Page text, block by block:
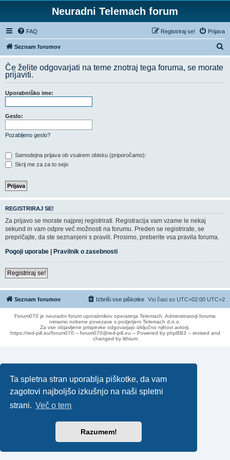
Ta spletna stran uporablja piškotke, da vam
zagotovi najboljšo izkušnjo na naši spletni
strani. Več o tem
Razumem!
Neuradni Telemach forum
FAQ Prijava
Registriraj se!
Seznam forumov
s
a
Če želite odgovarjati na teme znotraj tega foruma, se morate
prijaviti.
Uporabniško ime:
Geslo:
Pozabljeno geslo?
Samodejna prijava ob vsakem obisku (priporočamo):
Skrij me za za to sejo
REGISTRIRAJ SE!
Za prijavo se morate najprej registrirati. Registracija vam vzame le nekaj
sekund in vam odpre več možnosti na forumu. Preden se registrirate, se
prepričajte, da ste seznanjeni s pravili. Prosimo, preberite vsa pravila foruma.
Pogoji uporabe | Pravilnik o zasebnosti
Registriraj se!
Seznam forumov Vsi časi so UTC+02:00 UTC+2
Izbriši vse piškotke
Forum070 je neuradni forum uporabnikov operaterja Telemach. Administratorji foruma
nimamo nobene povezave s podjetjem Telemach d.o.o.
Za vse objavljene prispevke odgovarjajo izključno njihovi avtorji.
https://red-pill.eu/forum070 -- forum070@red-pill.eu -- Powered by phpBB3 -- revised and
changed by lithium